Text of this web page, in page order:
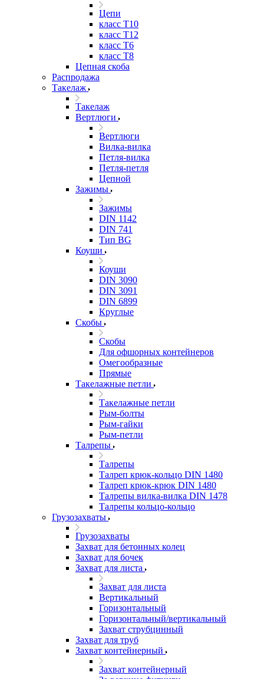
Цепи
класс Т10
класс Т12
класс Т6
класс Т8
Цепная скоба
Распродажа
Такелаж
Такелаж
Вертлюги
Вертлюги
Вилка-вилка
Петля-вилка
Петля-петля
Цепной
Зажимы
Зажимы
DIN 1142
DIN 741
Тип BG
Коуши
Коуши
DIN 3090
DIN 3091
DIN 6899
Круглые
Скобы
Скобы
Для офшорных контейнеров
Омегообразные
Прямые
Такелажные петли
Такелажные петли
Рым-болты
Рым-гайки
Рым-петли
Талрепы
Талрепы
Талреп крюк-кольцо DIN 1480
Талреп крюк-крюк DIN 1480
Талрепы вилка-вилка DIN 1478
Талрепы кольцо-кольцо
Грузозахваты
Грузозахваты
Захват для бетонных колец
Захват для бочек
Захват для листа
Захват для листа
Вертикальный
Горизонтальный
Горизонтальный/вертикальный
Захват струбцинный
Захват для труб
Захват контейнерный
Захват контейнерный